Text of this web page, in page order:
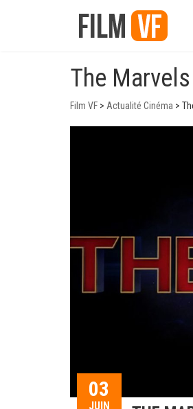
The
Film VF > Actualité Cinéma >
03
JUIN